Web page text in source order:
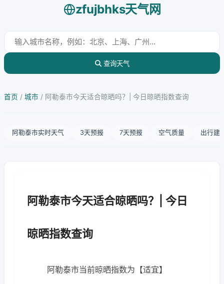
zfujbhks天气网
查询天气
首页 / 城市 / 阿勒泰市今天适合晾晒吗？| 今日晾晒指数查询
阿勒泰市实时天气 3天预报 7天预报 空气质量 出行建
阿勒泰市今天适合晾晒吗？| 今日
晾晒指数查询
阿勒泰市当前晾晒指数为【适宜】